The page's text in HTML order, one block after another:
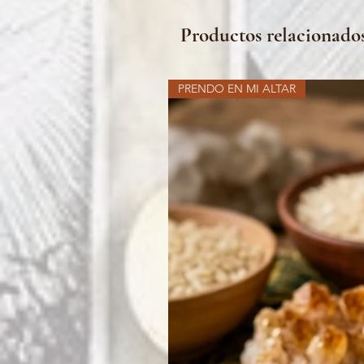
Productos
PRENDO EN MI ALTAR